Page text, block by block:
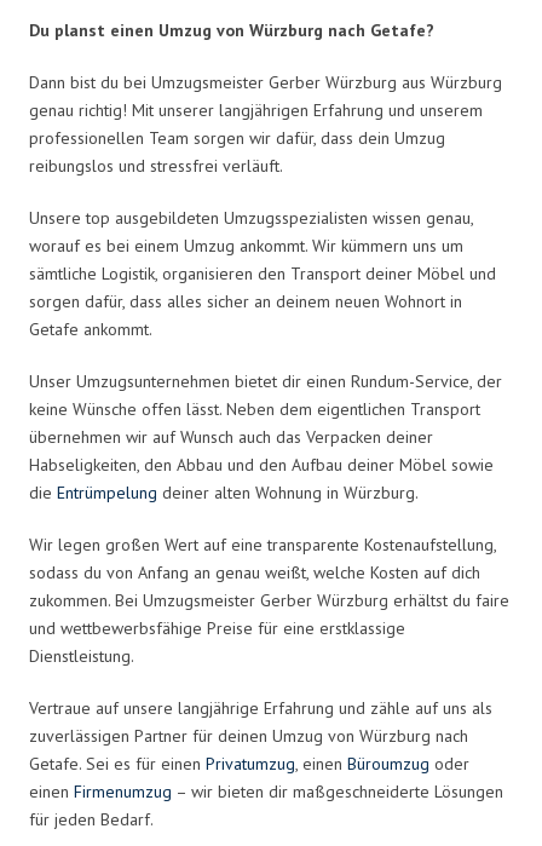
Du planst einen Umzug von Würzburg nach Getafe?
Dann bist du bei Umzugsmeister Gerber Würzburg aus Würzburg
genau richtig! Mit unserer langjährigen Erfahrung und unserem
professionellen Team sorgen wir dafür, dass dein Umzug
reibungslos und stressfrei verläuft.
Unsere top ausgebildeten Umzugsspezialisten wissen genau,
worauf es bei einem Umzug ankommt. Wir kümmern uns um
sämtliche Logistik, organisieren den Transport deiner Möbel und
sorgen dafür, dass alles sicher an deinem neuen Wohnort in
Getafe ankommt.
Unser Umzugsunternehmen bietet dir einen Rundum-Service, der
keine Wünsche offen lässt. Neben dem eigentlichen Transport
übernehmen wir auf Wunsch auch das Verpacken deiner
Habseligkeiten, den Abbau und den Aufbau deiner Möbel sowie
die Entrümpelung deiner alten Wohnung in Würzburg.
Wir legen großen Wert auf eine transparente Kostenaufstellung,
sodass du von Anfang an genau weißt, welche Kosten auf dich
zukommen. Bei Umzugsmeister Gerber Würzburg erhältst du faire
und wettbewerbsfähige Preise für eine erstklassige
Dienstleistung.
Vertraue auf unsere langjährige Erfahrung und zähle auf uns als
zuverlässigen Partner für deinen Umzug von Würzburg nach
Getafe. Sei es für einen Privatumzug, einen Büroumzug oder
einen Firmenumzug – wir bieten dir maßgeschneiderte Lösungen
für jeden Bedarf.